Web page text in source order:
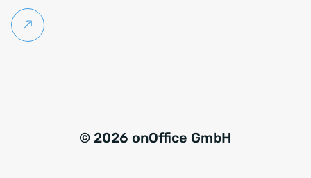
Weiterlesen
© 2026 onOffice GmbH